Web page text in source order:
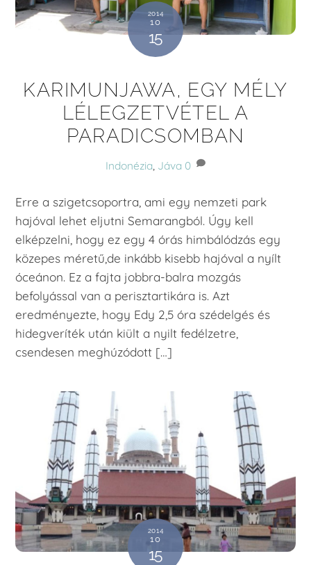
2014
10
15
KARIMUNJAWA, EGY MÉLY
LÉLEGZETVÉTEL A
PARADICSOMBAN
Indonézia, Jáva 0
Erre a szigetcsoportra, ami egy nemzeti park
hajóval lehet eljutni Semarangból. Úgy kell
elképzelni, hogy ez egy 4 órás himbálódzás egy
közepes méretű,de inkább kisebb hajóval a nyílt
óceánon. Ez a fajta jobbra-balra mozgás
befolyással van a perisztartikára is. Azt
eredményezte, hogy Edy 2,5 óra szédelgés és
hidegveríték után kiült a nyilt fedélzetre,
csendesen meghúzódott […]
2014
10
15